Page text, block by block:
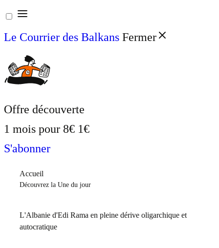
Aller
au
contenu
Le Courrier des Balkans Fermer
Offre découverte
1 mois pour 8€ 1€
S'abonner
Accueil
Découvrez la Une du jour
L'Albanie d'Edi Rama en pleine dérive oligarchique et
autocratique